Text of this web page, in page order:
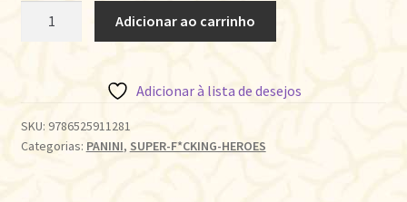
VOL.04
quantidade
Adicionar ao carrinho
Adicionar à lista de desejos
SKU: 9786525911281
Categorias: PANINI, SUPER-F*CKING-HEROES